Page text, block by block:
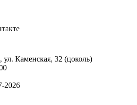
ул. Каменская, 32 (цоколь)
2026